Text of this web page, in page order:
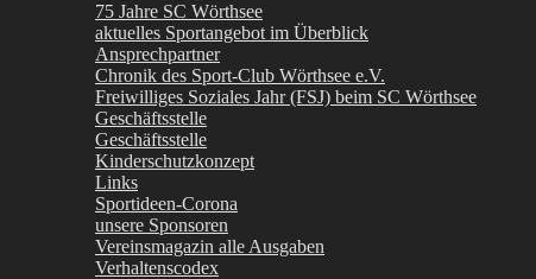
75 Jahre SC Wörthsee
aktuelles Sportangebot im Überblick
Ansprechpartner
Chronik des Sport-Club Wörthsee e.V.
Freiwilliges Soziales Jahr (FSJ) beim SC Wörthsee
Geschäftsstelle
Geschäftsstelle
Kinderschutzkonzept
Links
Sportideen-Corona
unsere Sponsoren
Vereinsmagazin alle Ausgaben
Verhaltenscodex